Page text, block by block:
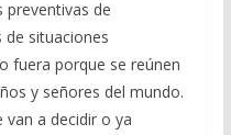
preventivas de
de situaciones
fuera porque se reúnen
y señores del mundo.
a decidir o ya